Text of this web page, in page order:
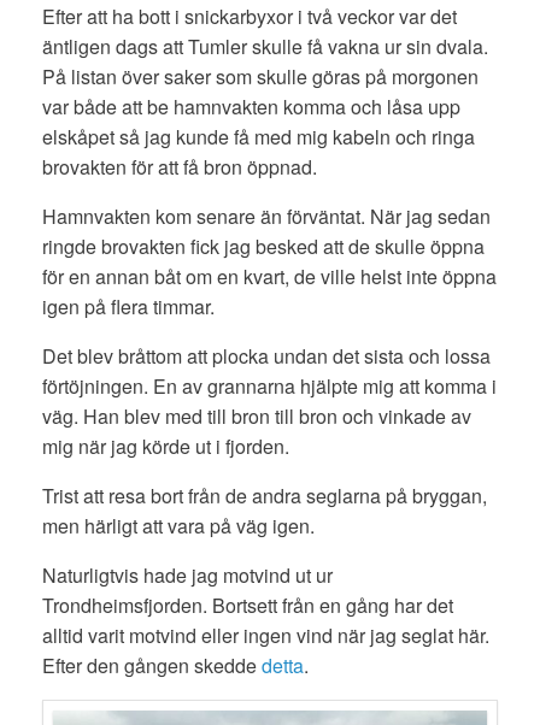
Efter att ha bott i snickarbyxor i två veckor var det
äntligen dags att Tumler skulle få vakna ur sin dvala.
På listan över saker som skulle göras på morgonen
var både att be hamnvakten komma och låsa upp
elskåpet så jag kunde få med mig kabeln och ringa
brovakten för att få bron öppnad.
Hamnvakten kom senare än förväntat. När jag sedan
ringde brovakten fick jag besked att de skulle öppna
för en annan båt om en kvart, de ville helst inte öppna
igen på flera timmar.
Det blev bråttom att plocka undan det sista och lossa
förtöjningen. En av grannarna hjälpte mig att komma i
väg. Han blev med till bron till bron och vinkade av
mig när jag körde ut i fjorden.
Trist att resa bort från de andra seglarna på bryggan,
men härligt att vara på väg igen.
Naturligtvis hade jag motvind ut ur
Trondheimsfjorden. Bortsett från en gång har det
alltid varit motvind eller ingen vind när jag seglat här.
Efter den gången skeddedetta.